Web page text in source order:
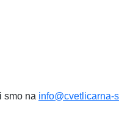
smo na info@cvetlicarna-